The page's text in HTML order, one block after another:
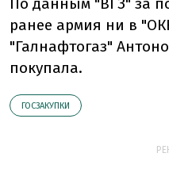
ранее армия ни в
"Галнафтогаз"
покупала.
ГОСЗАКУПКИ